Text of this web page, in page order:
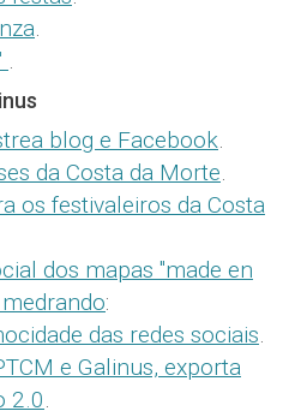
.
.
blog e Facebook.
da Costa da Morte.
os festivaleiros da Costa
dos mapas "made en
:
das redes sociais.
e Galinus, exporta
2.0.